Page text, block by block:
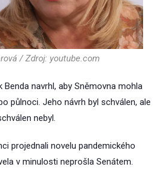
/ Zdroj: youtube.com
Benda navrhl, aby Sněmovna mohla
půlnoci. Jeho návrh byl schválen, ale
nebyl.
projednali novelu pandemického
v minulosti neprošla Senátem.